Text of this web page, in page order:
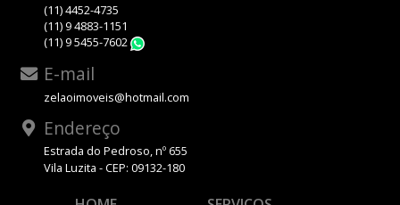
(11) 4452-4735
(11) 9 4883-1151
(11) 9 5455-7602
E-mail
zelaoimoveis@hotmail.com
Endereço
Estrada do Pedroso, nº 655
Vila Luzita - CEP: 09132-180